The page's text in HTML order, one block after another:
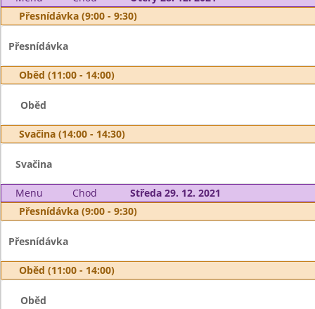
Přesnídávka (9:00 - 9:30)
Přesnídávka
Oběd (11:00 - 14:00)
Oběd
Svačina (14:00 - 14:30)
Svačina
Menu Chod
Středa 29. 12. 2021
Přesnídávka (9:00 - 9:30)
Přesnídávka
Oběd (11:00 - 14:00)
Oběd